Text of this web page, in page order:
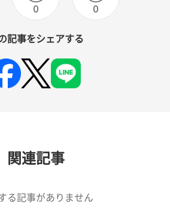
0 0
記事をシェアする
関連記事
る記事がありません